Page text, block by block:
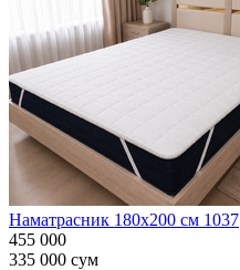
Наматрасник 180х200 см 1037
455 000
335 000 сум